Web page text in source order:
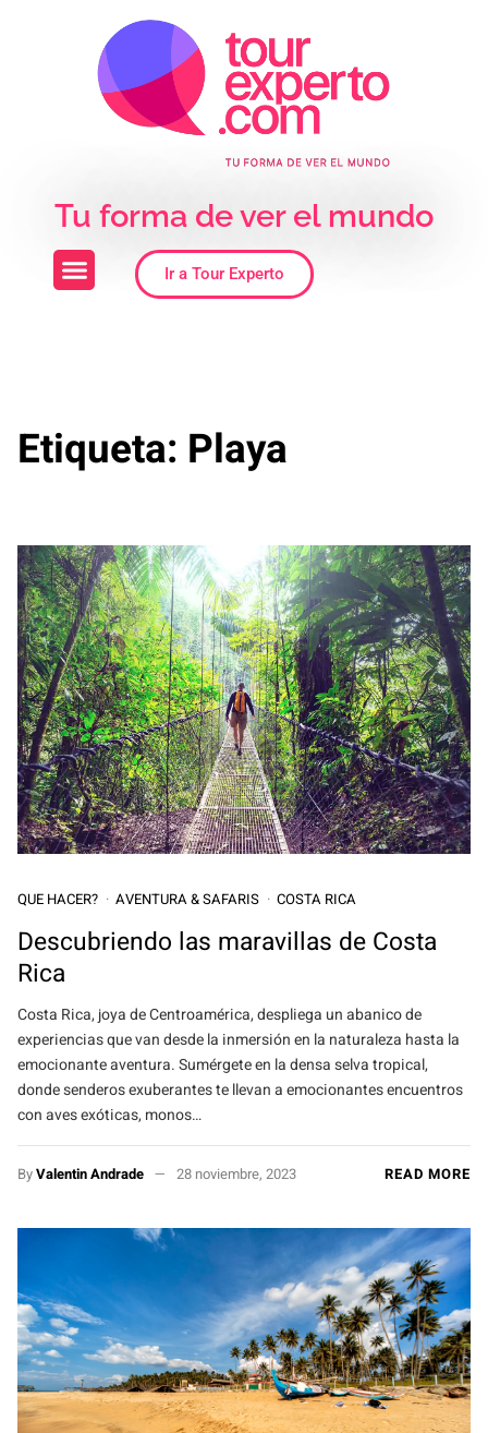
Tu forma de ver el mundo
Ir a Tour Experto
Etiqueta: Playa
QUE HACER? AVENTURA & SAFARIS COSTA RICA
Descubriendo las maravillas de Costa
Rica
Costa Rica, joya de Centroamérica, despliega un abanico de
experiencias que van desde la inmersión en la naturaleza hasta la
emocionante aventura. Sumérgete en la densa selva tropical,
donde senderos exuberantes te llevan a emocionantes encuentros
con aves exóticas, monos…
ByValentin Andrade 28 noviembre, 2023 READ MORE